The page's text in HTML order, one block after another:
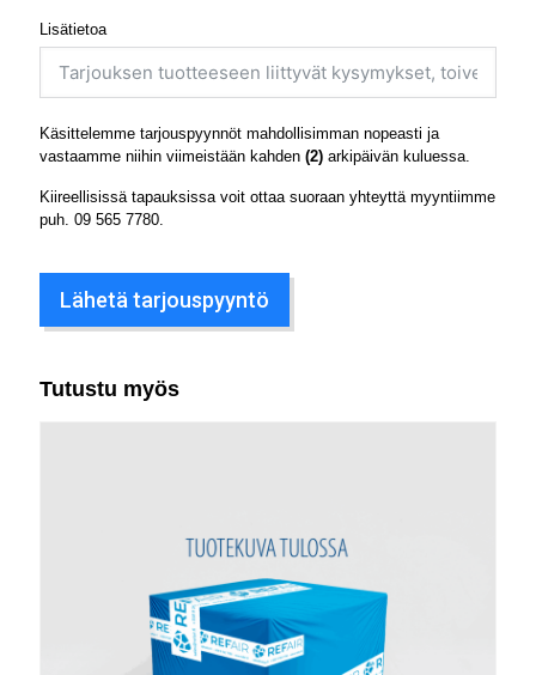
Lisätietoa
Käsittelemme tarjouspyynnöt mahdollisimman nopeasti ja
vastaamme niihin viimeistään kahden (2) arkipäivän kuluessa.
Kiireellisissä tapauksissa voit ottaa suoraan yhteyttä myyntiimme
puh. 09 565 7780
Lähetä tarjouspyyntö
Tutustu myös